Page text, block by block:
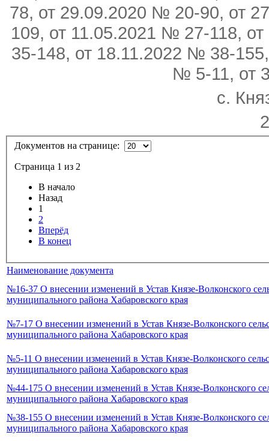
78, от 29.09.2020 № 20-90, от
109, от 11.05.2021 № 27-118,
35-148, от 18.11.2022 № 38-
№ 5-11, от
с.
Документов на странице:
Страница 1 из 2
В начало
Назад
1
2
Вперёд
В конец
Наименование документа
№16-37 О внесении изменений в Устав Князе-Волконского
муниципального района Хабаровского края
№7-17 О внесении изменений в Устав Князе-Волконского
муниципального района Хабаровского края
№5-11 О внесении изменений в Устав Князе-Волконского
муниципального района Хабаровского края
№44-175 О внесении изменений в Устав Князе-Волконского
муниципального района Хабаровского края
№38-155 О внесении изменений в Устав Князе-Волконского
муниципального района Хабаровского края